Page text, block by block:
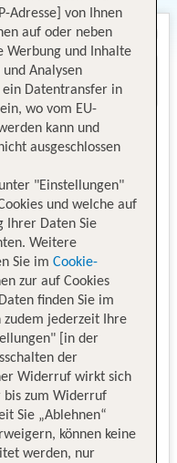
Adresse] von Ihnen
auf oder neben
Werbung und Inhalte
Analysen
ein Datentransfer in
wo vom EU-
kann und
ausgeschlossen
"Einstellungen"
und welche auf
Ihrer Daten Sie
Weitere
Sie im Cookie-
zur auf Cookies
finden Sie im
zudem jederzeit Ihre
[in der
der
Widerruf wirkt sich
bis zum Widerruf
Sie „Ablehnen“
können keine
werden, nur